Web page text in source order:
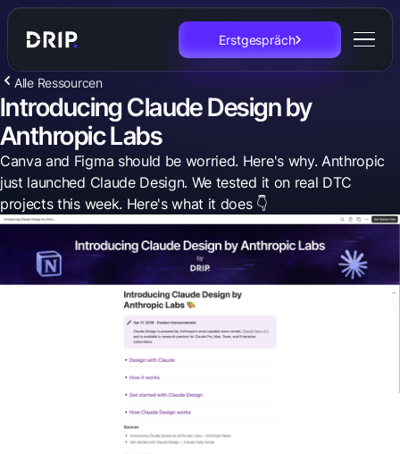
Erstgespräch
Alle Ressourcen
Introducing Claude Design by
Anthropic Labs
Canva and Figma should be worried. Here's why. Anthropic
just launched Claude Design. We tested it on real DTC
projects this week. Here's what it does 👇